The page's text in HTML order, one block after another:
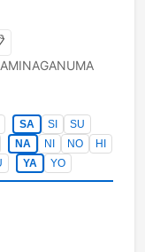
SA SI
SU
NA NI NO
HI
YA YO